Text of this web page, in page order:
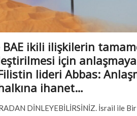
BAE ikili ilişkilerin
için anlaşmaya
lideri Abbas:
ihanet…
DİNLEYEBİLİRSİNİZ. İsrail ile